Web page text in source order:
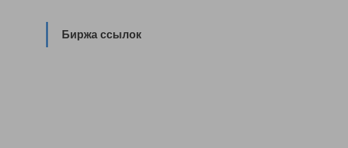
Биржа ссылок